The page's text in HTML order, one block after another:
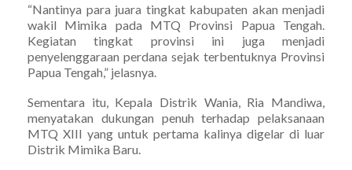
“Nantinya para juara tingkat kabupaten akan menjadi
wakil Mimika pada MTQ Provinsi Papua Tengah.
Kegiatan tingkat provinsi ini juga menjadi
penyelenggaraan perdana sejak terbentuknya Provinsi
Papua Tengah,” jelasnya.
Sementara itu, Kepala Distrik Wania, Ria Mandiwa,
menyatakan dukungan penuh terhadap pelaksanaan
MTQ XIII yang untuk pertama kalinya digelar di luar
Distrik Mimika Baru.